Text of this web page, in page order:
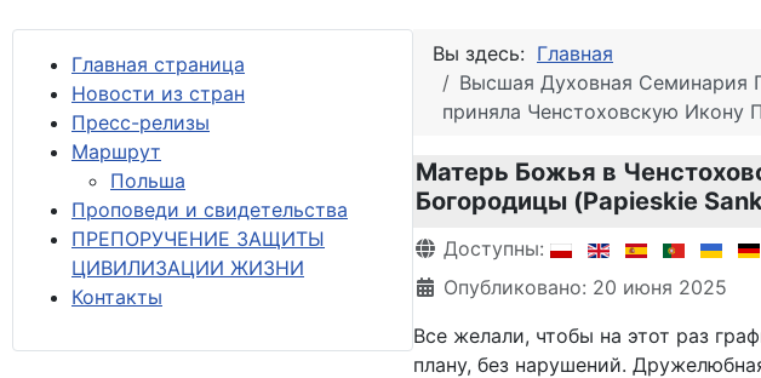
Главная страница
Новости из стран
Пресс-релизы
Маршрут
Польша
Проповеди и свидетельства
ПРЕПОРУЧЕНИЕ ЗАЩИТЫ
ЦИВИЛИЗАЦИИ ЖИЗНИ
Контакты
Вы здесь: Главная
Высшая Духовная Семинария
приняла Ченстоховскую Икону
Матерь Божья в
Богородицы (Papieskie
Информация о материале
Доступны:
Опубликовано: 20 июня 2025
Все желали, чтобы на этот раз
плану, без нарушений.